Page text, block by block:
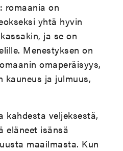
romaania on
yhtä hyvin
ja se on
Menestyksen on
omaperäisyys,
kauneus ja julmuus,
kahdesta veljeksestä,
eläneet isänsä
maailmasta. Kun